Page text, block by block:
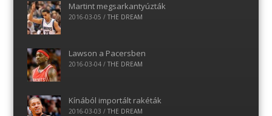
Martint megsarkantyúzták
2016-03-05 / THE DREAM
Lawson a Pacersben
2016-03-04/ THE DREAM
Kínából importált rakéták
2016-03-03 / THE DREAM